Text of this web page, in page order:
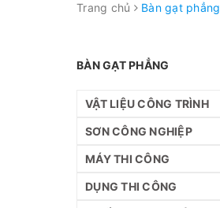
Trang chủ Bàn gạt phẳng
BÀN GẠT PHẲNG
VẬT LIỆU CÔNG TRÌNH
SƠN CÔNG NGHIỆP
MÁY THI CÔNG
DỤNG THI CÔNG